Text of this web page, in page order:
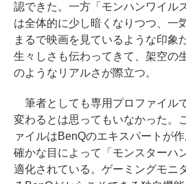
認できた。一方「モンハンワイル
は全体的に少し暗くなりつつ、一
まるで映画を見ているような印象
生々しさも伝わってきて、架空の
のようなリアルさが際立つ。
筆者としても専用プロファイル
変わるとは思ってもいなかった。
ァイルはBenQのエキスパートが
確かな目によって「モンスターハ
適化されている。ゲーミングモニ